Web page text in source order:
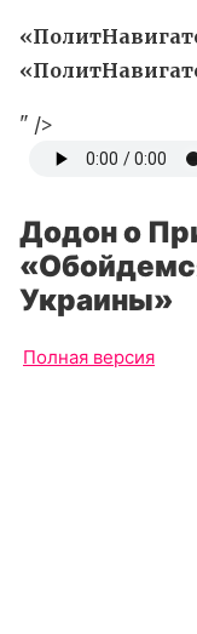
" />
Додон о
Украины»
Полная версия